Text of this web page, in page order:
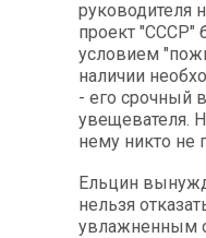
руководителя
проект "СССР"
условием
наличии
- его срочный
увещевателя.
нему никто не
Ельцин
нельзя
увлажненным